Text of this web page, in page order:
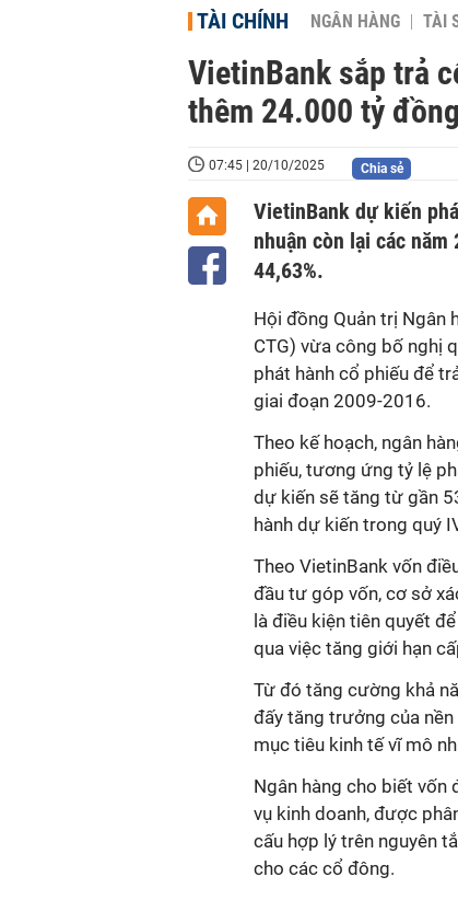
TÀI CHÍNH NGÂN HÀNG TÀI
VietinBank sắp trả
thêm 24.000 tỷ đồng
07:45 | 20/10/2025 Chia sẻ
VietinBank dự kiến
nhuận còn lại các
44,63%.
Hội đồng Quản trị Ngân
CTG) vừa công bố nghị
phát hành cổ phiếu để
giai đoạn 2009-2016.
Theo kế hoạch, ngân
phiếu, tương ứng tỷ lệ
dự kiến sẽ tăng từ gần
hành dự kiến trong quý
Theo VietinBank vốn
đầu tư góp vốn, cơ sở
là điều kiện tiên quyết
qua việc tăng giới hạn
Từ đó tăng cường khả
đấy tăng trưởng của
mục tiêu kinh tế vĩ mô
Ngân hàng cho biết vốn
vụ kinh doanh, được
cấu hợp lý trên nguyên
cho các cổ đông.